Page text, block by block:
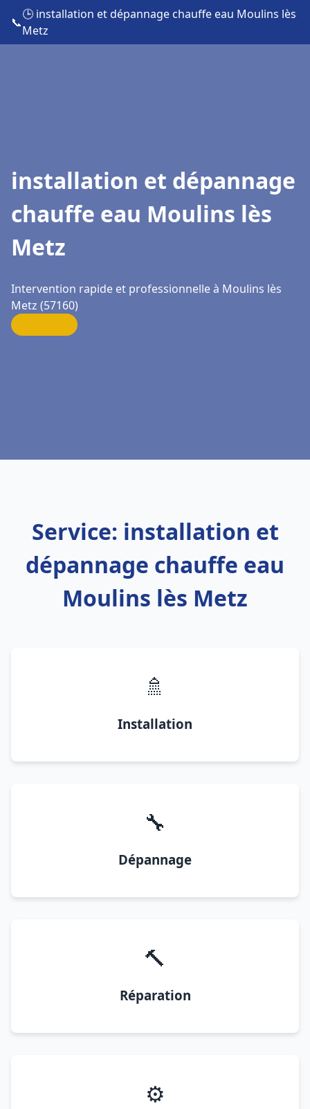
📞
🕒 installation et dépannage chauffe eau Moulins lès
Metz
installation et dépannage
chauffe eau Moulins lès
Metz
Intervention rapide et professionnelle à Moulins lès
Metz (57160)
Service: installation et
dépannage chauffe eau
Moulins lès Metz
🚿
Installation
🔧
Dépannage
🔨
Réparation
⚙️